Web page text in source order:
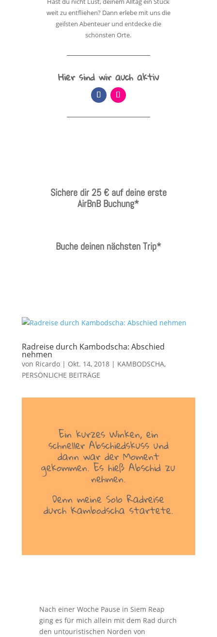
weit zu entfliehen? Dann erlebe mit uns die
geilsten Abenteuer und entdecke die
schönsten Orte.
Hier sind wir auch aktiv
Sichere dir 25 € auf deine erste
AirBnB Buchung*
Buche deinen nächsten Trip*
Radreise durch Kambodscha: Abschied
nehmen
von Ricardo| Okt. 14, 2018| KAMBODSCHA,
PERSÖNLICHE BEITRÄGE
Ein kurzes Winken, ein
schneller Abschiedskuss und
dann war der Moment
gekommen. Es hieß Abschid zu
nehmen.
Denn meine Solo Radreise
durch Kambodscha startete.
Nach einer Woche Pause in Siem Reap
ging es für mich allein mit dem Rad durch
den untouristischen Norden von